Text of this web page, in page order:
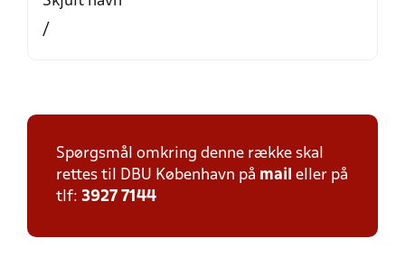
/
Spørgsmål omkring denne række skal
rettes til DBU København på mail eller på
tlf: 3927 7144